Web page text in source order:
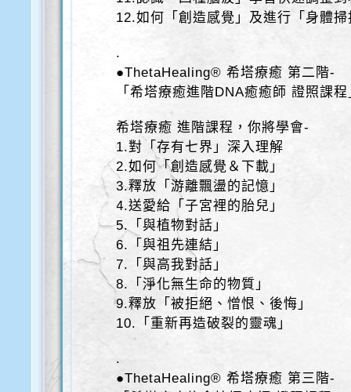
12.如何「創造感覺」及進行「身體
.
●ThetaHealing® 希塔療癒 第二階-
「希塔療癒進階DNA癒癒師 證照課
希塔療癒 進階課程，你將學會-
1.對「存有七界」深入理解
2.如何「創造感覺＆下載」
3.釋放「游離飄盪的記憶」
4.送愛給「子宮裡的胎兒」
5.「與植物對話」
6.「與祖先連結」
7.「與高我對話」
8.「淨化無生命的物質」
9.釋放「被拒絕、憎恨、後悔」
10.「重新再造破裂的靈魂」
.
●ThetaHealing® 希塔療癒 第三階-